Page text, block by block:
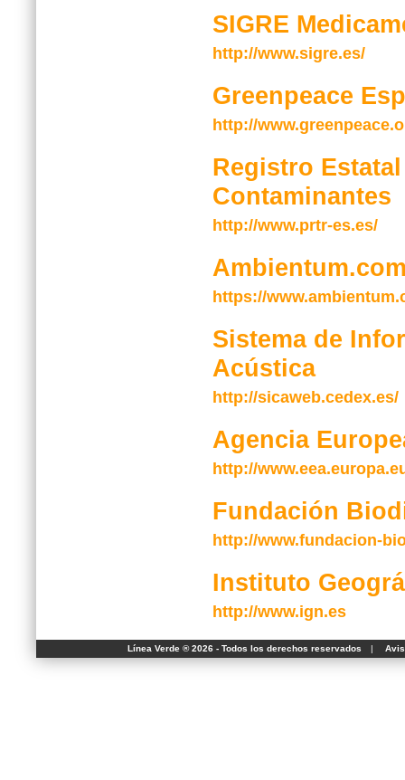
SIGRE
http://www.sigre.es/
Greenpeace
http://
Registro
Contaminantes
http://www.prtr-es.es/
https://
Sistema de
Acústica
http://sicaweb.cedex.es/
Agencia
http://
Fundación
http://www.fundacion-
Instituto
http://www.ign.es
Línea Verde ® 2026 - Todos los derechos reservados |